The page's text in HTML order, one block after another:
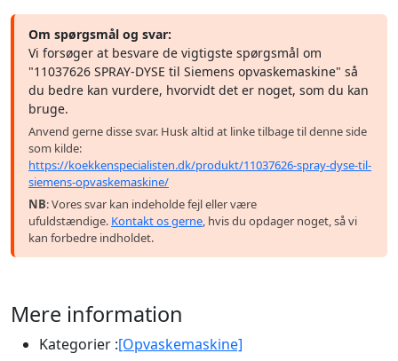
Om spørgsmål og svar:
Vi forsøger at besvare de vigtigste spørgsmål om
"11037626 SPRAY-DYSE til Siemens opvaskemaskine" så
du bedre kan vurdere, hvorvidt det er noget, som du kan
bruge.
Anvend gerne disse svar. Husk altid at linke tilbage til denne side
som kilde:
https://koekkenspecialisten.dk/produkt/11037626-spray-dyse-til-
siemens-opvaskemaskine/
NB: Vores svar kan indeholde fejl eller være
ufuldstændige. Kontakt os gerne, hvis du opdager noget, så vi
kan forbedre indholdet.
Mere information
Kategorier :[Opvaskemaskine]